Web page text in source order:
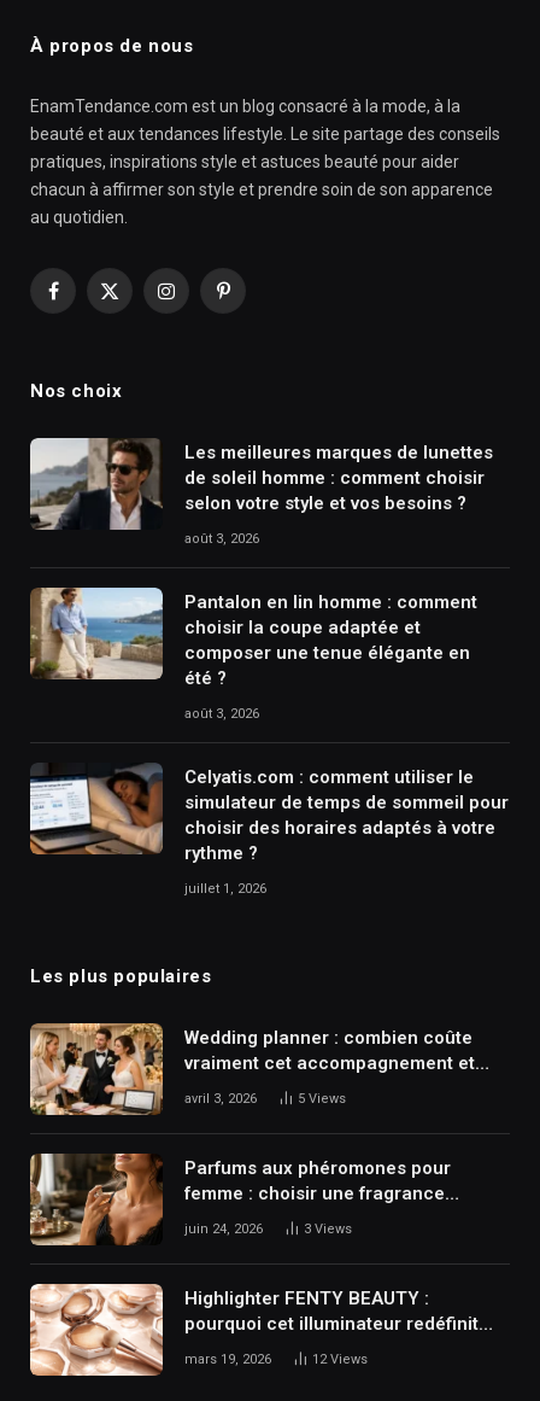
À propos de nous
EnamTendance.com est un blog consacré à la mode, à la
beauté et aux tendances lifestyle. Le site partage des conseils
pratiques, inspirations style et astuces beauté pour aider
chacun à affirmer son style et prendre soin de son apparence
au quotidien.
Facebook
X
InstagramPinterest
Nos choix
Les meilleures marques de lunettes
de soleil homme : comment choisir
selon votre style et vos besoins ?
août 3, 2026
Pantalon en lin homme : comment
choisir la coupe adaptée et
composer une tenue élégante en
été ?
août 3, 2026
Celyatis.com : comment utiliser le
simulateur de temps de sommeil pour
choisir des horaires adaptés à votre
rythme ?
juillet 1, 2026
Les plus populaires
Wedding planner : combien coûte
vraiment cet accompagnement et
pourquoi il transforme votre
avril 3, 2026 5 Views
Parfums aux phéromones pour
femme : choisir une fragrance
séduisante sans se tromper
juin 24, 2026 3 Views
Highlighter FENTY BEAUTY :
pourquoi cet illuminateur redéfinit
l’éclat du teint ?
mars 19, 2026 12Views